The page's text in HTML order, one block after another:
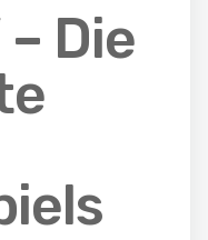
Die